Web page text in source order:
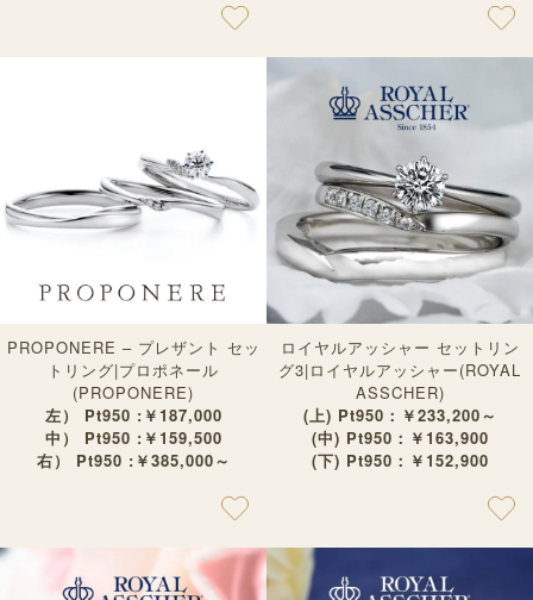
PROPONERE – プレザント セッ
トリング|プロポネール
(PROPONERE)
左） Pt950 :￥187,000
中） Pt950 :￥159,500
右） Pt950 :￥385,000～
ロイヤルアッシャー セットリン
グ3|ロイヤルアッシャー(ROYAL
ASSCHER)
(上) Pt950：￥233,200～
(中) Pt950：￥163,900
(下) Pt950：￥152,900